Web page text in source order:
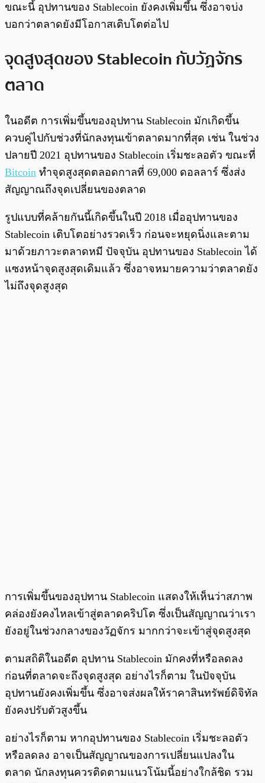
ขณะนี้ อุปทานของ Stablecoin ยังคงเพิ่มขึ้น ซึ่งอาจบ่ง
บอกว่าตลาดยังมีโอกาสเติบโตต่อไป
จุดสูงสุดของ Stablecoin กับวัฏจักร
ตลาด
ในอดีต การเพิ่มขึ้นของอุปทาน Stablecoin มักเกิดขึ้น
ควบคู่ไปกับช่วงที่นักลงทุนเข้าตลาดมากที่สุด เช่น ในช่วง
ปลายปี 2021 อุปทานของ Stablecoin เริ่มชะลอตัว ขณะที่
Bitcoin ทำจุดสูงสุดตลอดกาลที่ 69,000 ดอลลาร์ ซึ่งส่ง
สัญญาณถึงจุดเปลี่ยนของตลาด
รูปแบบที่คล้ายกันนี้เกิดขึ้นในปี 2018 เมื่ออุปทานของ
Stablecoin เติบโตอย่างรวดเร็ว ก่อนจะหยุดนิ่งและตาม
มาด้วยภาวะตลาดหมี ปัจจุบัน อุปทานของ Stablecoin ได้
แซงหน้าจุดสูงสุดเดิมแล้ว ซึ่งอาจหมายความว่าตลาดยัง
ไม่ถึงจุดสูงสุด
การเพิ่มขึ้นของอุปทาน Stablecoin แสดงให้เห็นว่าสภาพ
คล่องยังคงไหลเข้าสู่ตลาดคริปโต ซึ่งเป็นสัญญาณว่าเรา
ยังอยู่ในช่วงกลางของวัฏจักร มากกว่าจะเข้าสู่จุดสูงสุด
ตามสถิติในอดีต อุปทาน Stablecoin มักคงที่หรือลดลง
ก่อนที่ตลาดจะถึงจุดสูงสุด อย่างไรก็ตาม ในปัจจุบัน
อุปทานยังคงเพิ่มขึ้น ซึ่งอาจส่งผลให้ราคาสินทรัพย์ดิจิทัล
ยังคงปรับตัวสูงขึ้น
อย่างไรก็ตาม หากอุปทานของ Stablecoin เริ่มชะลอตัว
หรือลดลง อาจเป็นสัญญาณของการเปลี่ยนแปลงใน
ตลาด นักลงทุนควรติดตามแนวโน้มนี้อย่างใกล้ชิด รวม